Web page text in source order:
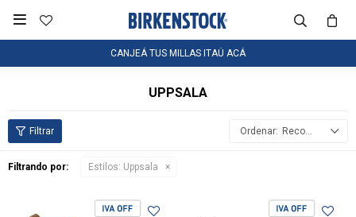

CANJEÁ TUS MILLAS ITAÚ ACÁ
UPPSALA
Recomendados
Filtrando por: Estilos: Uppsala